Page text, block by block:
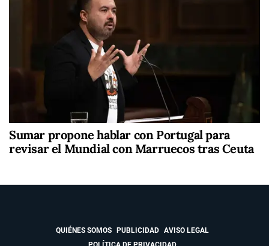
Sumar propone hablar con Portugal para
revisar el Mundial con Marruecos tras Ceuta
QUIÉNES SOMOS PUBLICIDAD
AVISO LEGAL